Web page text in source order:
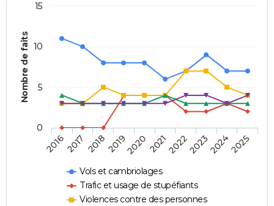
Nombre de faits
Vols et cambriolages
Trafic et usage de stupéfiants
Violences contre des personnes
20162017 20182019202020212022202320242025
0
5
10
15